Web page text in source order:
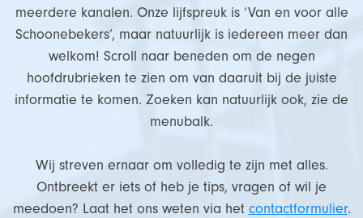
meerdere kanalen. Onze lijfspreuk is ‘Van en voor alle
Schoonebekers’, maar natuurlijk is iedereen meer dan
welkom! Scroll naar beneden om de negen
hoofdrubrieken te zien om van daaruit bij de juiste
informatie te komen. Zoeken kan natuurlijk ook, zie de
menubalk.
Wij streven ernaar om volledig te zijn met alles.
Ontbreekt er iets of heb je tips, vragen of wil je
meedoen? Laat het ons weten via het contactformulier.